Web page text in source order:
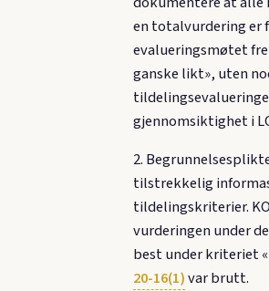
en totalvurdering er
evalueringsmøtet
ganske likt», uten
gjennomsiktighet i
2.
tilstrekkelig
tildelingskriterier.
vurderingen under
best under kriteriet
20-16(1)var brutt.